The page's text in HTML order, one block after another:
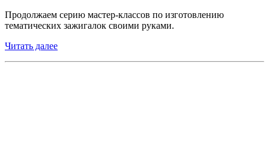
Продолжаем серию мастер-классов по изготовлению
тематических зажигалок своими руками.
Читать далее